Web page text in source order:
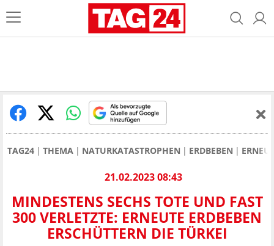
TAG24 THEMA NATURKATASTROPHEN ERDBEBEN
21.02.2023 08:43
MINDESTENS SECHS TOTE UND FAST
300 VERLETZTE: ERNEUTE ERDBEBEN
ERSCHÜTTERN DIE TÜRKEI